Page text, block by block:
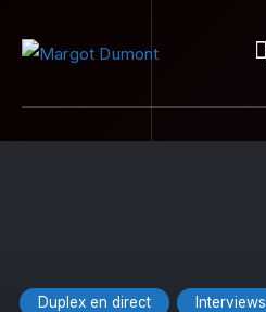
Duplex en direct Interviews